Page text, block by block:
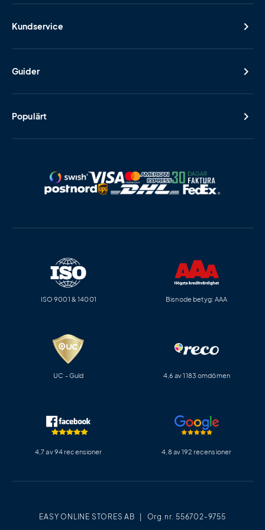
Kundservice
Guider
Populärt
EASY ONLINE STORES AB | Org.nr. 556702-9755
ISO 9001 & 14001 Bisnode betyg: AAA
UC - Guld 4,6 av 1183 omdömen
4,7 av 94 recensioner 4,8 av 192 recensioner